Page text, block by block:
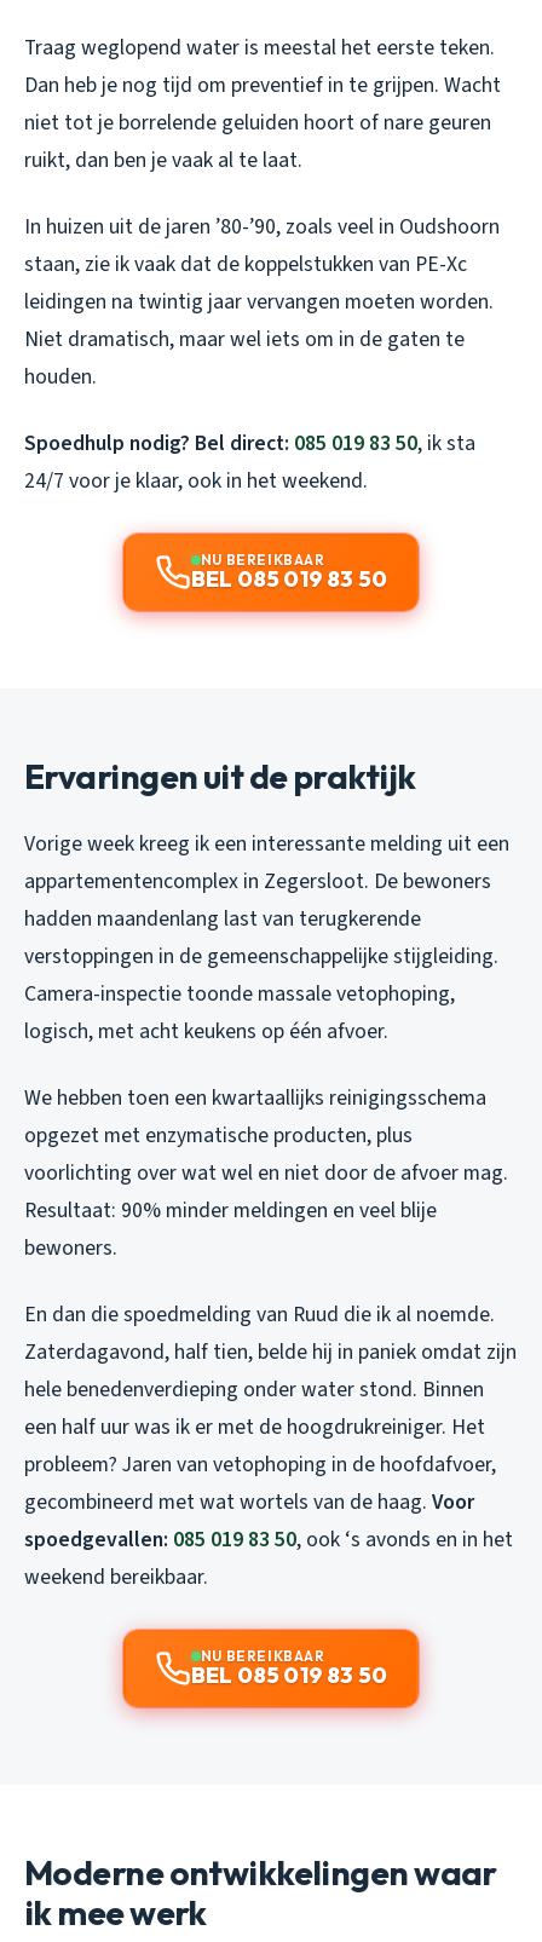
Traag weglopend water is meestal het eerste teken.
Dan heb je nog tijd om preventief in te grijpen. Wacht
niet tot je borrelende geluiden hoort of nare geuren
ruikt, dan ben je vaak al te laat.
In huizen uit de jaren ’80-’90, zoals veel in Oudshoorn
staan, zie ik vaak dat de koppelstukken van PE-Xc
leidingen na twintig jaar vervangen moeten worden.
Niet dramatisch, maar wel iets om in de gaten te
houden.
Spoedhulp nodig? Bel direct: 085 019 83 50, ik sta
24/7 voor je klaar, ook in het weekend.
NU BEREIKBAAR
BEL 085 019 83 50
Ervaringen uit de praktijk
Vorige week kreeg ik een interessante melding uit een
appartementencomplex in Zegersloot. De bewoners
hadden maandenlang last van terugkerende
verstoppingen in de gemeenschappelijke stijgleiding.
Camera-inspectie toonde massale vetophoping,
logisch, met acht keukens op één afvoer.
We hebben toen een kwartaallijks reinigingsschema
opgezet met enzymatische producten, plus
voorlichting over wat wel en niet door de afvoer mag.
Resultaat: 90% minder meldingen en veel blije
bewoners.
En dan die spoedmelding van Ruud die ik al noemde.
Zaterdagavond, half tien, belde hij in paniek omdat zijn
hele benedenverdieping onder water stond. Binnen
een half uur was ik er met de hoogdrukreiniger. Het
probleem? Jaren van vetophoping in de hoofdafvoer,
gecombineerd met wat wortels van de haag. Voor
spoedgevallen: 085 019 83 50, ook ‘s avonds en in het
weekend bereikbaar.
NU BEREIKBAAR
BEL 085 019 83 50
Moderne ontwikkelingen waar
ik mee werk